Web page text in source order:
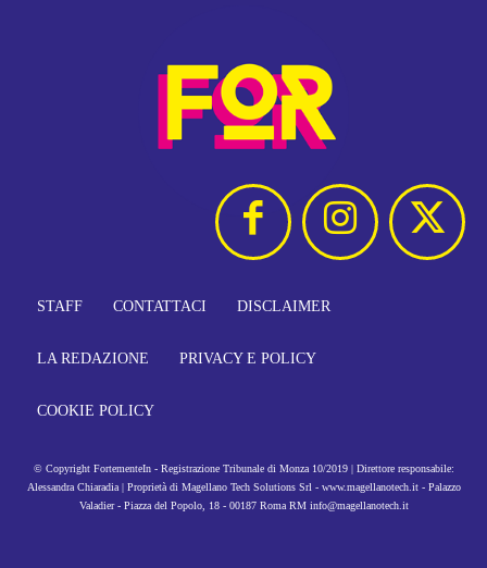
STAFF CONTATTACI DISCLAIMER
LA REDAZIONE PRIVACY E POLICY
COOKIE POLICY
© Copyright FortementeIn - Registrazione Tribunale di Monza 10/2019 | Direttore responsabile:
Alessandra Chiaradia | Proprietà di Magellano Tech Solutions Srl - www.magellanotech.it - Palazzo
Valadier - Piazza del Popolo, 18 - 00187 Roma RM info@magellanotech.it